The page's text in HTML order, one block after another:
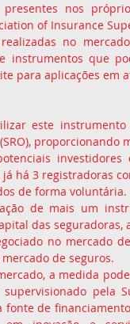
nos
of Insurance
no
instrumentos que
para aplicações em
este
investidores
há 3 registradoras
de forma voluntária.
de mais um
das
no mercado
de seguros.
a medida
pela
fonte de